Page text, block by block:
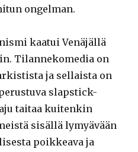
ongelman.
kaatui Venäjällä
Tilannekomedia on
ja sellaista on
slapstick-
taitaa kuitenkin
sisällä lymyävään
poikkeava ja